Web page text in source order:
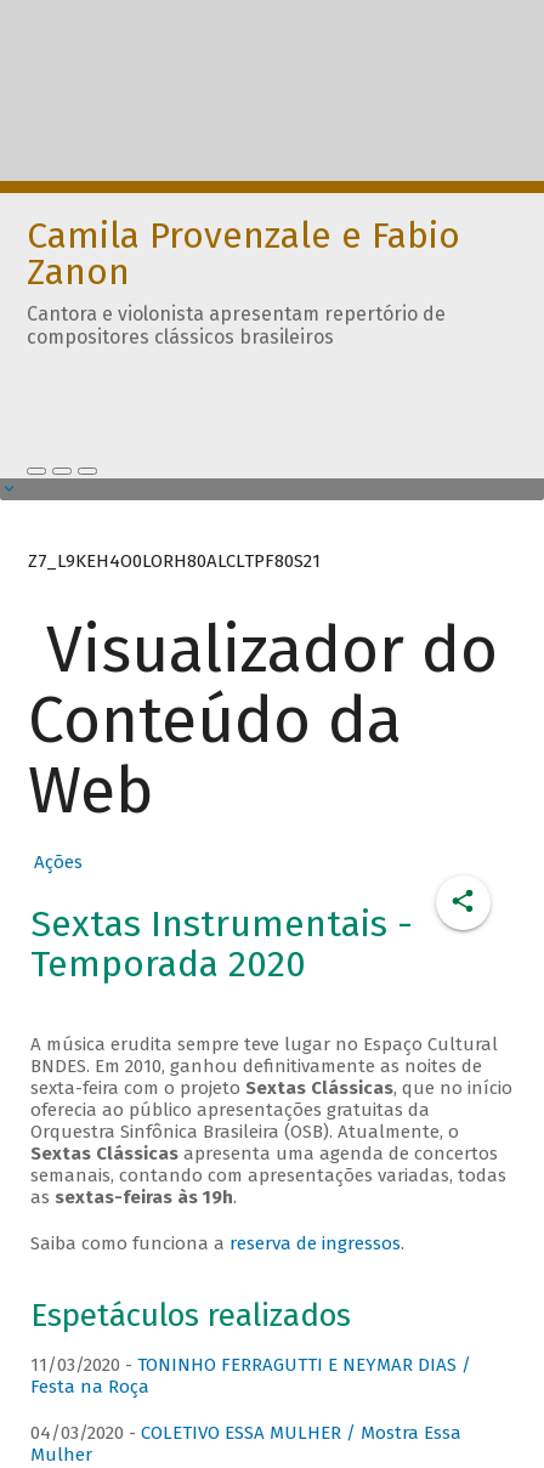
Camila Provenzale e Fabio
Zanon
Cantora e violonista apresentam repertório de
compositores clássicos brasileiros
Z7_L9KEH4O0LORH80ALCLTPF80S21
Visualizador do
Conteúdo da
Web
Ações
Sextas Instrumentais -
Temporada 2020
A música erudita sempre teve lugar no Espaço Cultural
BNDES. Em 2010, ganhou definitivamente as noites de
sexta-feira com o projeto Sextas Clássicas, que no início
oferecia ao público apresentações gratuitas da
Orquestra Sinfônica Brasileira (OSB). Atualmente, o
Sextas Clássicasapresenta uma agenda de concertos
semanais, contando com apresentações variadas, todas
as sextas-feiras às 19h.
Saiba como funciona a reserva de ingressos.
Espetáculos realizados
11/03/2020 - TONINHO FERRAGUTTI E NEYMAR DIAS /
Festa na Roça
04/03/2020 - COLETIVO ESSA MULHER / Mostra Essa
Mulher